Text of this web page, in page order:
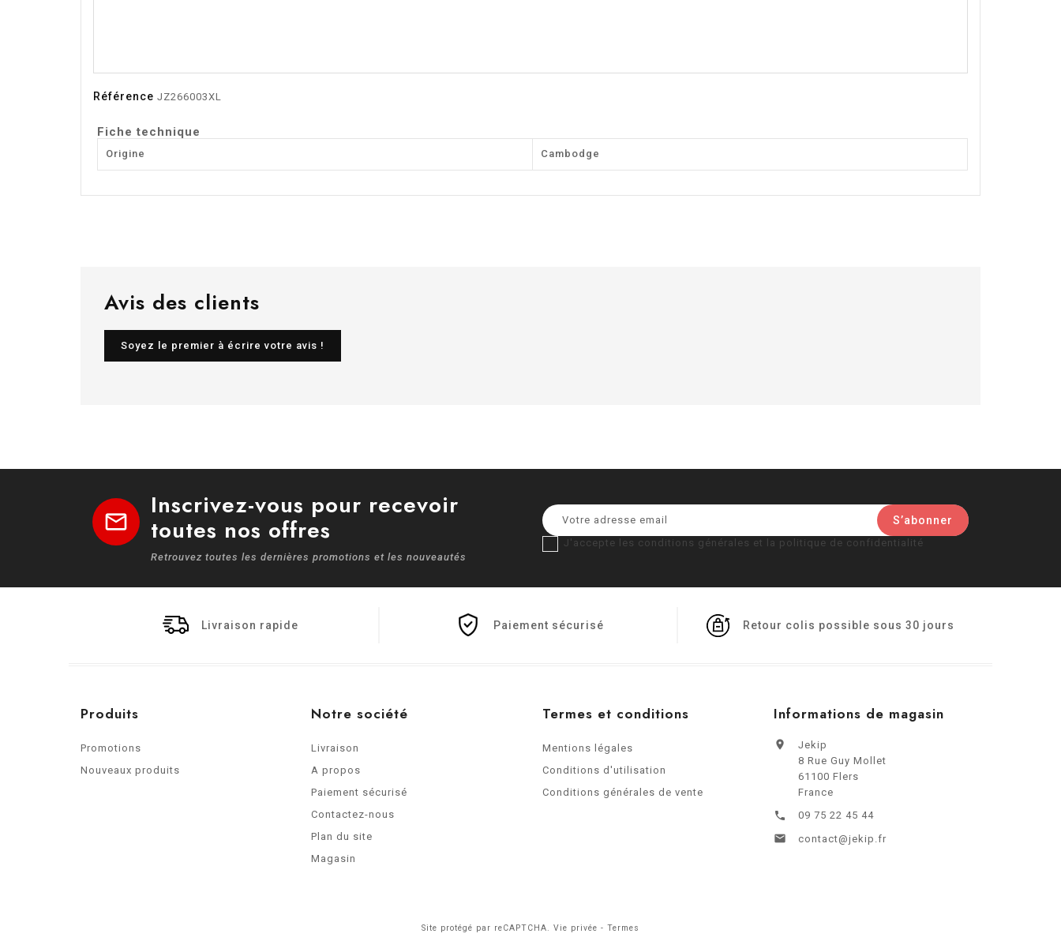
Référence JZ266003XL
Fiche technique
Origine Cambodge
Avis des clients
Soyez le premier à écrire votre avis !
mail
Inscrivez-vous pour recevoir
toutes nos offres
Retrouvez toutes les dernières promotions et les nouveautés
J'accepte les conditions générales et la politique de confidentialité
Livraison rapide Paiement sécurisé Retour colis possible sous 30 jours
Produits
Promotions
Nouveaux produits
Notre société
Livraison
A propos
Paiement sécurisé
Contactez-nous
Plan du site
Magasin
Termes et conditions
Mentions légales
Conditions d'utilisation
Conditions générales de vente
Informations de magasin

Jekip
8 Rue Guy Mollet
61100 Flers
France
 09 75 22 45 44
 contact@jekip.fr
Site protégé par reCAPTCHA. Vie privée - Termes